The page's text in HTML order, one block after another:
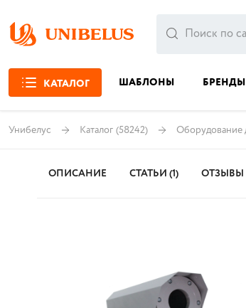
КАТАЛОГ ШАБЛОНЫ БРЕНДЫ
Унибелус Каталог (58242) Оборудование
ОПИСАНИЕ СТАТЬИ (1) ОТЗЫВЫ